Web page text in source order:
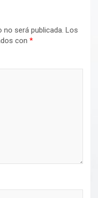
será publicada. Los
con *